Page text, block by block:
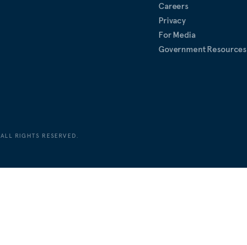
Careers
Privacy
For Media
Government Resources
RIGHTS RESERVED.